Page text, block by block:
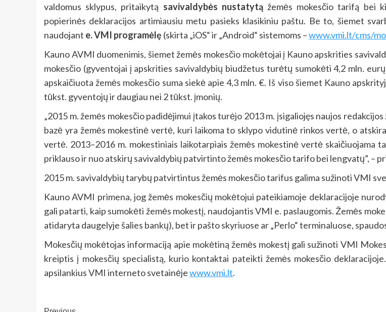
valdomus sklypus, pritaikytą savivaldybės nustatytąžemės mokesčio tarifą bei
popierinės deklaracijos artimiausiu metu pasieks klasikiniu paštu. Be to, šiemet
naudojant e. VMI programėlę (skirta „iOS“ ir „Android“ sistemoms –www.vmi.lt/cms/
Kauno AVMI duomenimis, šiemet žemės mokesčio mokėtojai į Kauno apskrities
mokesčio (gyventojai į apskrities savivaldybių biudžetus turėtų sumokėti 4,2 mln.
apskaičiuota žemės mokesčio suma siekė apie 4,3 mln. €. Iš viso šiemet Kauno
tūkst. gyventojų ir daugiau nei 2 tūkst. įmonių.
„2015 m. žemės mokesčio padidėjimui įtakos turėjo 2013 m. įsigaliojęs naujos
bazė yra žemės mokestinė vertė, kuri laikoma to sklypo vidutinė rinkos vertė, o
vertė. 2013–2016 m. mokestiniais laikotarpiais žemės mokestinė vertė skaičiuojama
priklauso ir nuo atskirų savivaldybių patvirtinto žemės mokesčio tarifo bei lengvatų”, –
2015 m. savivaldybių tarybų patvirtintus žemės mokesčio tarifus galima sužinoti VMI
Kauno AVMI primena, jog žemės mokesčių mokėtojui pateikiamoje deklaracijoje
gali patarti, kaip sumokėti žemės mokestį, naudojantis VMI e. paslaugomis. Žemės
atidaryta daugelyje šalies bankų), bet ir pašto skyriuose ar „Perlo“ terminaluose,
Mokesčių mokėtojas informaciją apie mokėtiną žemės mokestį gali sužinoti VMI
kreiptis į mokesčių specialistą, kurio kontaktai pateikti žemės mokesčio
apsilankius VMI interneto svetainėjewww.vmi.lt.